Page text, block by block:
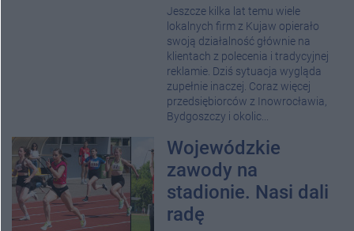
Jeszcze kilka lat temu wiele
lokalnych firm z Kujaw opierało
swoją działalność głównie na
klientach z polecenia i tradycyjnej
reklamie. Dziś sytuacja wygląda
zupełnie inaczej. Coraz więcej
przedsiębiorców z Inowrocławia,
Bydgoszczy i okolic...
Wojewódzkie
zawody na
stadionie. Nasi dali
radę